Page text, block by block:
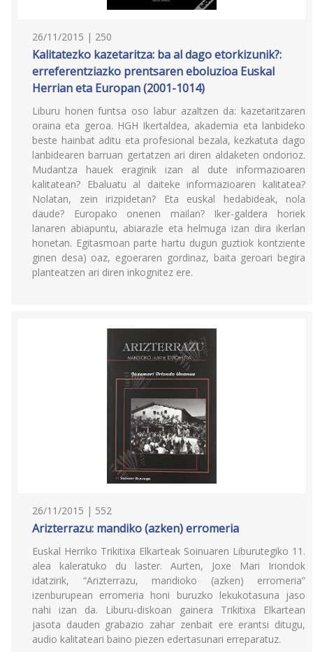
26/11/2015 | 250
Kalitatezko kazetaritza: ba al dago etorkizunik?:
erreferentziazko prentsaren eboluzioa Euskal
Herrian eta Europan (2001-1014)
Liburu honen funtsa oso labur azaltzen da: kazetaritzaren
oraina eta geroa. HGH Ikertaldea, akademia eta lanbideko
beste hainbat aditu eta profesional bezala, kezkatuta dago
lanbidearen barruan gertatzen ari diren aldaketen ondorioz.
Mudantza hauek eraginik izan al dute informazioaren
kalitatean? Ebaluatu al daiteke informazioaren kalitatea?
Nolatan, zein irizpidetan? Eta euskal hedabideak, nola
daude? Europako onenen mailan? Iker-galdera horiek
lanaren abiapuntu, abiarazle eta helmuga izan dira ikerlan
honetan. Egitasmoan parte hartu dugun guztiok kontziente
ginen desa) oaz, egoeraren gordinaz, baita geroari begira
planteatzen ari diren inkognitez ere.
26/11/2015 | 552
Arizterrazu: mandiko (azken) erromeria
Euskal Herriko Trikitixa Elkarteak Soinuaren Liburutegiko 11.
alea kaleratuko du laster. Aurten, Joxe Mari Iriondok
idatzirik, “Arizterrazu, mandioko (azken) erromeria”
izenburupean erromeria honi buruzko lekukotasuna jaso
nahi izan da. Liburu-diskoan gainera Trikitixa Elkartean
jasota dauden grabazio zahar zenbait ere erantsi ditugu,
audio kalitateari baino piezen edertasunari erreparatuz.